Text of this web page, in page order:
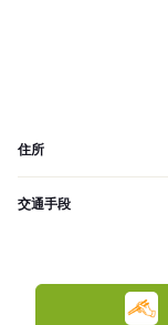
住所
交通手段